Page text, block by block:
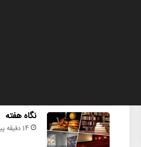
نگاه هفته
14 دقیقه پیش